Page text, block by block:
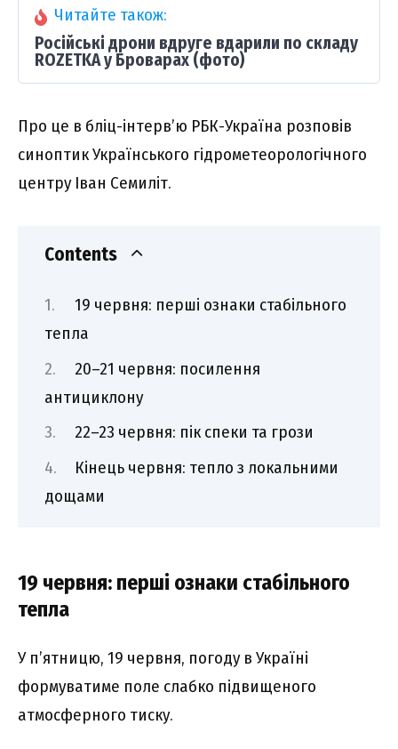
Читайте також:
Російські дрони вдруге вдарили по складу
ROZETKA у Броварах (фото)
Про це в бліц-інтерв’ю РБК-Україна розповів
синоптик Українського гідрометеорологічного
центру Іван Семиліт.
Contents
19 червня: перші ознаки стабільного
тепла
20–21 червня: посилення
антициклону
22–23 червня: пік спеки та грози
Кінець червня: тепло з локальними
дощами
19 червня: перші ознаки стабільного
тепла
У п’ятницю, 19 червня, погоду в Україні
формуватиме поле слабко підвищеного
атмосферного тиску.